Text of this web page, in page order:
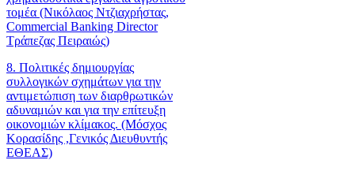
τομέα (Νικόλαος Ντζιαχρήστας,
Commercial Banking Director
Τράπεζας Πειραιώς)
8. Πολιτικές δημιουργίας
συλλογικών σχημάτων για την
αντιμετώπιση των διαρθρωτικών
αδυναμιών και για την επίτευξη
οικονομιών κλίμακος. (Μόσχος
Κορασίδης ,Γενικός Διευθυντής
ΕΘΕΑΣ)